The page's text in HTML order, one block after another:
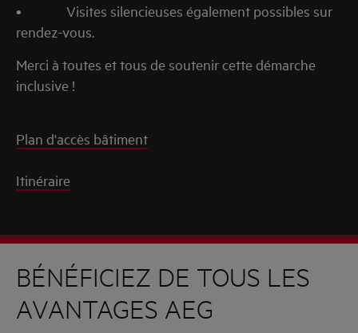
• Visites silencieuses également possibles sur
rendez-vous.
Merci à toutes et tous de soutenir cette démarche
inclusive !
Plan d'accès bâtiment
Itinéraire
BÉNÉFICIEZ DE TOUS LES
AVANTAGES AEG